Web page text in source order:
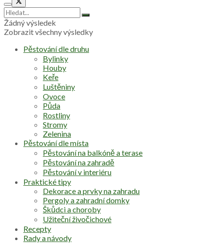
Žádný výsledek
Zobrazit všechny výsledky
Pěstování dle druhu
Bylinky
Houby
Keře
Luštěniny
Ovoce
Půda
Rostliny
Stromy
Zelenina
Pěstování dle místa
Pěstování na balkóně a terase
Pěstování na zahradě
Pěstování v interiéru
Praktické tipy
Dekorace a prvky na zahradu
Pergoly a zahradní domky
Škůdci a choroby
Užiteční živočichové
Recepty
Rady a návody